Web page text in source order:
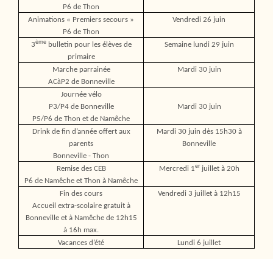
P6 de Thon
Animations « Premiers secours »
P6 de Thon
Vendredi 26 juin
3èmebulletin pour les élèves de
primaire
Semaine lundi 29 juin
Marche parrainée
ACàP2 de Bonneville
Mardi 30 juin
Journée vélo
P3/P4 de Bonneville
P5/P6 de Thon et de Namêche
Mardi 30 juin
Drink de fin d’année offert aux
parents
Bonneville - Thon
Mardi 30 juin dès 15h30 à
Bonneville
Remise des CEB
P6 de Namêche et Thon à Namêche
Mercredi 1er juillet à 20h
Fin des cours
Accueil extra-scolaire gratuit à
Bonneville et à Namêche de 12h15
à 16h max.
Vendredi 3 juillet à 12h15
Vacances d’été Lundi 6 juillet